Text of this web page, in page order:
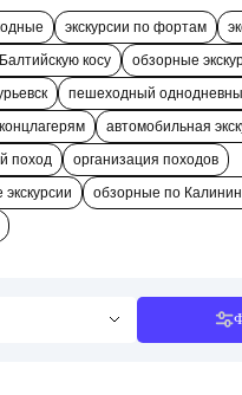
экскурсии по фортам
косу
обзорные
пешеходный
автомобильная
поход
организация походов
обзорные по